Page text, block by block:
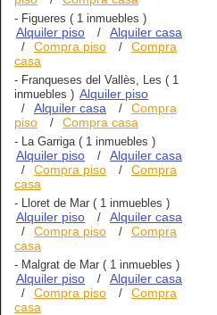
- Figueres ( 1 inmuebles )
Alquiler piso / Alquiler casa
/ Compra piso /
Compra
casa
- Franqueses del Vallès, Les ( 1
inmuebles ) Alquiler piso
/ Alquiler casa /
Compra
piso
/ Compra casa
- La Garriga ( 1 inmuebles )
Alquiler piso / Alquiler casa
/ Compra piso /
Compra
casa
- Lloret de Mar ( 1 inmuebles )
Alquiler piso / Alquiler casa
/ Compra piso /
Compra
casa
- Malgrat de Mar ( 1 inmuebles )
Alquiler piso / Alquiler casa
/ Compra piso /
Compra
casa